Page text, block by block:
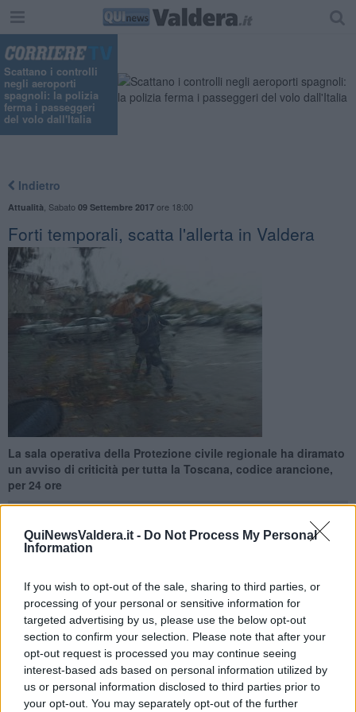
QuiNewsValdera.it - Do Not Process My Personal
Information
If you wish to opt-out of the sale, sharing to third parties, or
processing of your personal or sensitive information for
targeted advertising by us, please use the below opt-out
section to confirm your selection. Please note that after your
opt-out request is processed you may continue seeing
interest-based ads based on personal information utilized by
us or personal information disclosed to third parties prior to
your opt-out. You may separately opt-out of the further
Scattano i controlli
negli aeroporti
spagnoli: la polizia
ferma i passeggeri
del volo dall'Italia
Indietro
Attualità Sabato 09 Settembre 2017ore 18:00
Forti temporali, scatta l'allerta in Valdera
La sala operativa della Protezione civile regionale ha diramato
un avviso di criticità per tutta la Toscana, codice arancione,
per 24 ore
PONTEDERA —E' allerta meteo dalla mezzanotte di stasera a
quella di domani, domenica 10 settembre. La sala operativa
regionale di protezione civile ha emesso un avviso di criticità in
codice arancione per forti temporali e rischio idrogeologico idraulico
del reticolo principale e minore, allerta che vale anche per tutto il
territorio della Valdera.
Un'intensa perturbazione atlantica transiterà sulla Toscana tra
stasera domani, portando precipitazioni intense e diffuse. I